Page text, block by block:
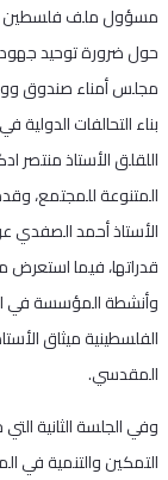
مسؤول ملف فلسطين في
حول ضرورة توحيد
مجلس أمناء صندوق
بناء التحالفات
اللقلق الأستاذ منتصر
المتنوعة للمجتمع،
الأستاذ أحمد الصفدي
قدراتها، فيما استعرض
وأنشطة المؤسسة في
الفلسطينية ميثاق
المقدسي.
وفي الجلسة الثانية
التمكين والتنمية في